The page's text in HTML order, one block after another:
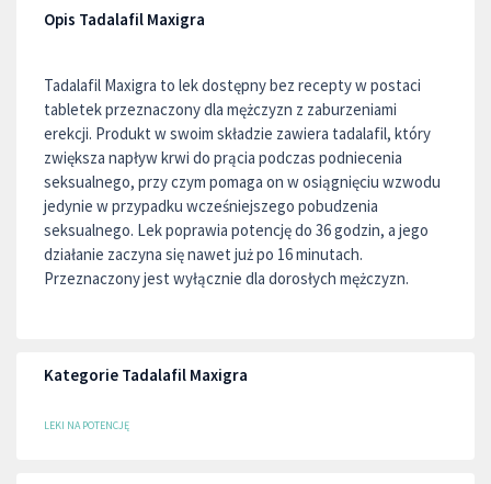
Opis Tadalafil Maxigra
Tadalafil Maxigra to lek dostępny bez recepty w postaci
tabletek przeznaczony dla mężczyzn z zaburzeniami
erekcji. Produkt w swoim składzie zawiera tadalafil, który
zwiększa napływ krwi do prącia podczas podniecenia
seksualnego, przy czym pomaga on w osiągnięciu wzwodu
jedynie w przypadku wcześniejszego pobudzenia
seksualnego. Lek poprawia potencję do 36 godzin, a jego
działanie zaczyna się nawet już po 16 minutach.
Przeznaczony jest wyłącznie dla dorosłych mężczyzn.
Kategorie Tadalafil Maxigra
LEKI NA POTENCJĘ